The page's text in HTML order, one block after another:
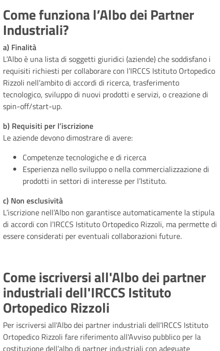
Come funziona l’Albo dei Partner
Industriali?
a) Finalità
L’Albo è una lista di soggetti giuridici (aziende) che soddisfano i
requisiti richiesti per collaborare con l’IRCCS Istituto Ortopedico
Rizzoli nell’ambito di accordi di ricerca, trasferimento
tecnologico, sviluppo di nuovi prodotti e servizi, o creazione di
spin-off/start-up.
b) Requisiti per l’iscrizione
Le aziende devono dimostrare di avere:
Competenze tecnologiche e di ricerca
Esperienza nello sviluppo o nella commercializzazione di
prodotti in settori di interesse per l’Istituto.
c) Non esclusività
L’iscrizione nell’Albo non garantisce automaticamente la stipula
di accordi con l’IRCCS Istituto Ortopedico Rizzoli, ma permette di
essere considerati per eventuali collaborazioni future.
Come iscriversi all'Albo dei partner
industriali dell'IRCCS Istituto
Ortopedico Rizzoli
Per iscriversi all'Albo dei partner industriali dell’IRCCS Istituto
Ortopedico Rizzoli fare riferimento all'Avviso pubblico per la